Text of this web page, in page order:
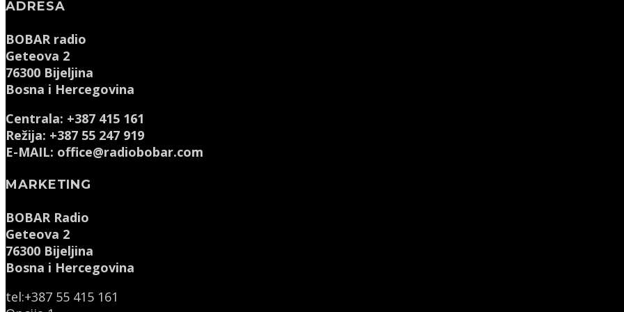
ADRESA
BOBAR radio
Geteova 2
76300 Bijeljina
Bosna i Hercegovina
Centrala: +387 415 161
Režija: +387 55 247 919
E-MAIL: office@radiobobar.com
MARKETING
BOBAR Radio
Geteova 2
76300 Bijeljina
Bosna i Hercegovina
tel:+387 55 415 161